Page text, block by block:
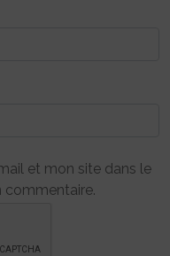
et mon site dans le
commentaire.